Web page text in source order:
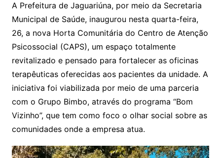
A Prefeitura de Jaguariúna, por meio da Secretaria
Municipal de Saúde, inaugurou nesta quarta-feira,
26, a nova Horta Comunitária do Centro de Atenção
Psicossocial (CAPS), um espaço totalmente
revitalizado e pensado para fortalecer as oficinas
terapêuticas oferecidas aos pacientes da unidade. A
iniciativa foi viabilizada por meio de uma parceria
com o Grupo Bimbo, através do programa “Bom
Vizinho”, que tem como foco o olhar social sobre as
comunidades onde a empresa atua.